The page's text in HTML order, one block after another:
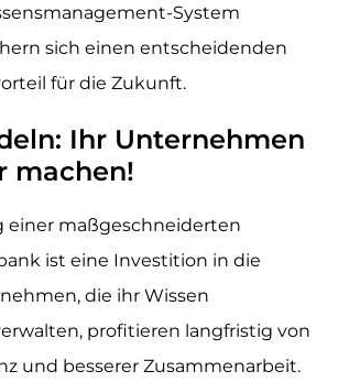
System
sich einen entscheidenden
für die Zukunft.
Ihr Unternehmen
machen!
einer maßgeschneiderten
ist eine Investition in die
die ihr Wissen
profitieren langfristig von
und besserer Zusammenarbeit.